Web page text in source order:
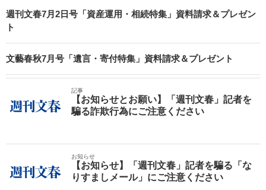
週刊文春7月2日号「資産運用・相続特集」資料請求＆プレゼン
ト
文藝春秋7月号「遺言・寄付特集」資料請求＆プレゼント
記事
【お知らせとお願い】「週刊文春」記者を
騙る詐欺行為にご注意ください
お知らせ
【お知らせ】「週刊文春」記者を騙る「な
りすましメール」にご注意ください